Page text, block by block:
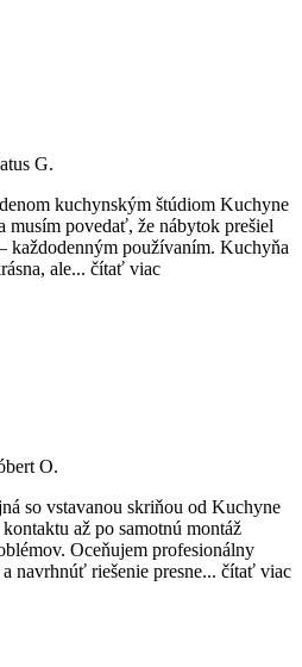
G.
kuchynským štúdiom Kuchyne
povedať, že nábytok prešiel
každodenným používaním. Kuchyňa
ale... čítať viac
O.
so vstavanou skriňou od Kuchyne
až po samotnú montáž
Oceňujem profesionálny
navrhnúť riešenie presne... čítať viac